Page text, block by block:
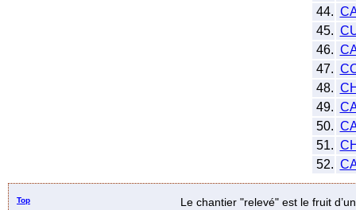
44.
45.
46.
47.
48.
49.
50.
51.
52.
Top
Le chantier "relevé" est le fruit